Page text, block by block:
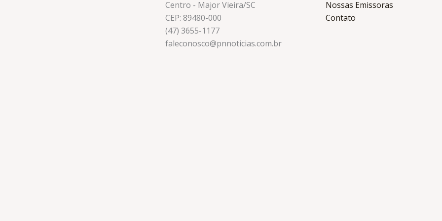
Centro - Major Vieira/SC
CEP: 89480-000
(47) 3655-1177
faleconosco@pnnoticias.com.br
Nossas Emissoras
Contato